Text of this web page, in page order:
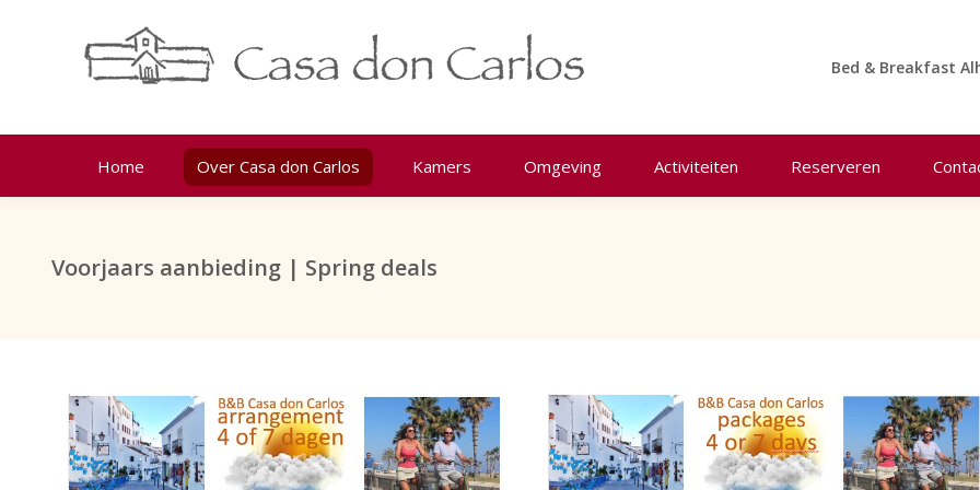
Bed & Breakfast
Home Over Casa don Carlos Kamers Omgeving Activiteiten Reserveren
Voorjaars aanbieding | Spring deals